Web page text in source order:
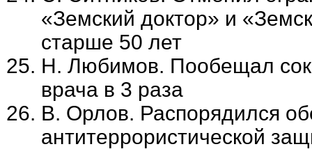
«Земский доктор» и
старше 50 лет
Н. Любимов. Пообещал
врача в 3 раза
В. Орлов. Распорядился
антитеррористической